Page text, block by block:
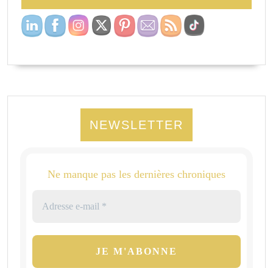
NEWSLETTER
Ne manque pas les dernières chroniques